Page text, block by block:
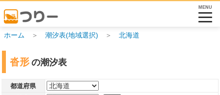
MENU
ホーム ＞ 潮汐表(地域選択) ＞ 北海道
沓形 の潮汐表
都道府県